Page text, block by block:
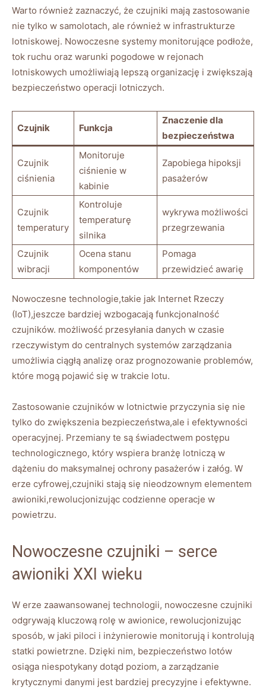
Warto również ‍zaznaczyć, że czujniki​ mają zastosowanie
nie⁤ tylko w samolotach, ale również w ​infrastrukturze
lotniskowej. Nowoczesne​ systemy monitorujące⁢ podłoże,
tok ruchu ⁢oraz warunki pogodowe w rejonach‍
lotniskowych umożliwiają ‍lepszą organizację i zwiększają
bezpieczeństwo operacji lotniczych.
Czujnik Funkcja
Znaczenie dla
bezpieczeństwa
Czujnik‌
ciśnienia
Monitoruje
ciśnienie w
kabinie
Zapobiega⁢ hipoksji
pasażerów
Czujnik
temperatury
Kontroluje
temperaturę
silnika
wykrywa możliwości
przegrzewania
Czujnik
wibracji
Ocena stanu
komponentów
Pomaga
przewidzieć awarię
Nowoczesne technologie,takie jak Internet Rzeczy
(IoT),jeszcze bardziej wzbogacają funkcjonalność
czujników. możliwość przesyłania danych⁤ w czasie
rzeczywistym do centralnych systemów zarządzania‌
umożliwia ciągłą​ analizę oraz ⁢prognozowanie problemów,
które mogą pojawić się ⁢w trakcie lotu.
Zastosowanie czujników w lotnictwie​ przyczynia się nie
tylko do zwiększenia bezpieczeństwa,ale i efektywności
operacyjnej. Przemiany te są świadectwem postępu
technologicznego, który wspiera⁢ branżę lotniczą w
dążeniu do​ maksymalnej ⁣ochrony pasażerów i załóg. W
erze cyfrowej,czujniki stają się nieodzownym elementem
awioniki,rewolucjonizując codzienne⁤ operacje w
powietrzu.
Nowoczesne czujniki ⁤– serce
awioniki XXI wieku
W erze zaawansowanej technologii, nowoczesne czujniki
odgrywają kluczową rolę w awionice, rewolucjonizując
sposób, ‍w jaki piloci‌ i inżynierowie monitorują i kontrolują
statki⁤ powietrzne. Dzięki ‍nim, bezpieczeństwo lotów
osiąga niespotykany dotąd⁤ poziom, a zarządzanie
krytycznymi danymi jest bardziej precyzyjne i efektywne.